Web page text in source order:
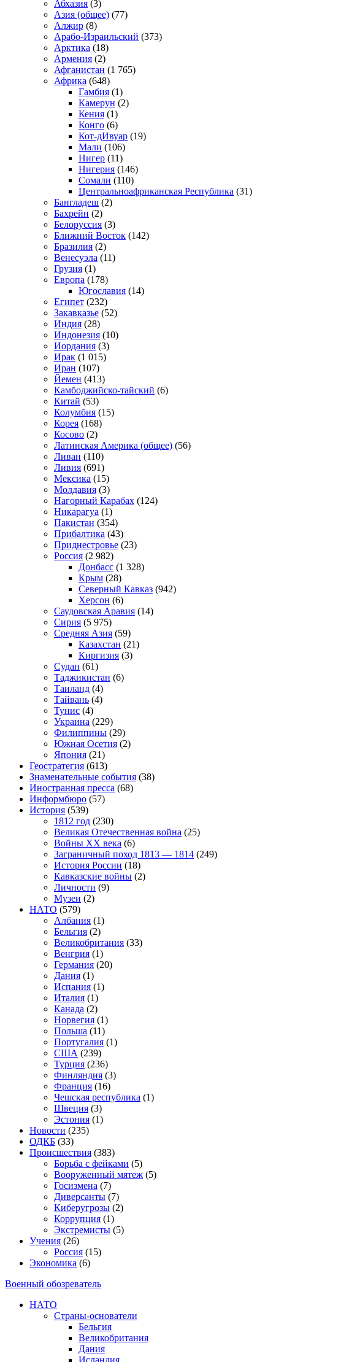
Абхазия (3)
Азия (общее) (77)
Алжир (8)
Арабо-Израильский (373)
Арктика (18)
Армения (2)
Афганистан (1 765)
Африка (648)
Гамбия (1)
Камерун (2)
Кения (1)
Конго (6)
Кот-дИвуар (19)
Мали (106)
Нигер (11)
Нигерия (146)
Сомали (110)
Центральноафриканская Республика (31)
Бангладеш (2)
Бахрейн (2)
Белоруссия (3)
Ближний Восток (142)
Бразилия (2)
Венесуэла (11)
Грузия (1)
Европа (178)
Югославия (14)
Египет (232)
Закавказье (52)
Индия (28)
Индонезия (10)
Иордания (3)
Ирак (1 015)
Иран (107)
Йемен (413)
Камбоджийско-тайский (6)
Китай (53)
Колумбия (15)
Корея (168)
Косово (2)
Латинская Америка (общее) (56)
Ливан (110)
Ливия (691)
Мексика (15)
Молдавия (3)
Нагорный Карабах (124)
Никарагуа (1)
Пакистан (354)
Прибалтика (43)
Приднестровье (23)
Россия (2 982)
Донбасс (1 328)
Крым (28)
Северный Кавказ (942)
Херсон (6)
Саудовская Аравия (14)
Сирия (5 975)
Средняя Азия (59)
Казахстан (21)
Киргизия (3)
Судан (61)
Таджикистан (6)
Таиланд (4)
Тайвань (4)
Тунис (4)
Украина (229)
Филиппины (29)
Южная Осетия (2)
Япония (21)
Геостратегия (613)
Знаменательные события (38)
Иностранная пресса (68)
Информбюро (57)
История (539)
1812 год (230)
Великая Отечественная война (25)
Войны XX века (6)
Заграничный поход 1813 — 1814 (249)
История России (18)
Кавказские войны (2)
Личности (9)
Музеи (2)
НАТО (579)
Албания (1)
Бельгия (2)
Великобритания (33)
Венгрия (1)
Германия (20)
Дания (1)
Испания (1)
Италия (1)
Канада (2)
Норвегия (1)
Польша (11)
Португалия (1)
США (239)
Турция (236)
Финляндия (3)
Франция (16)
Чешская республика (1)
Швеция (3)
Эстония (1)
Новости (235)
ОДКБ (33)
Происшествия (383)
Борьба с фейками (5)
Вооруженный мятеж (5)
Госизмена (7)
Диверсанты (7)
Киберугрозы (2)
Коррупция (1)
Экстремисты (5)
Учения (26)
Россия (15)
Экономика (6)
Военный обозреватель
НАТО
Страны-основатели
Бельгия
Великобритания
Дания